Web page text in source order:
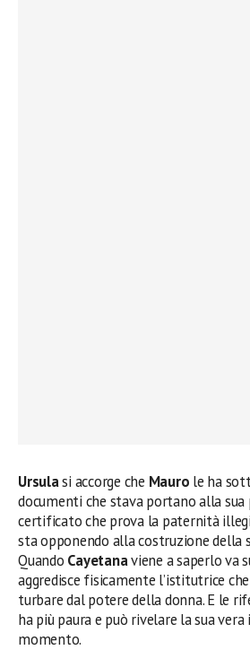
Ursulasi accorge che Mauro le ha
documenti che stava portano alla
certificato che prova la paternità
sta opponendo alla costruzione della
Quando Cayetanaviene a saperlo va
aggredisce fisicamente l’istitutrice
turbare dal potere della donna. E le
ha più paura e può rivelare la sua
momento.